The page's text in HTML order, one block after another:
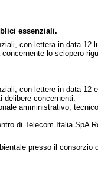
essenziali.
con lettera in data 12
lo sciopero
con lettere in data 12
delibere concernenti:
amministrativo,
di Telecom Italia SpA
presso il consorzio